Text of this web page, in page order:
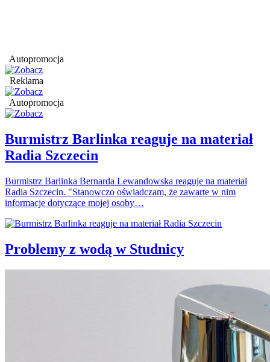
Autopromocja
Reklama
Autopromocja
Burmistrz Barlinka reaguje na materiał
Radia Szczecin
Burmistrz Barlinka Bernarda Lewandowska reaguje na materiał
Radia Szczecin. "Stanowczo oświadczam, że zawarte w nim
informacje dotyczące mojej osoby…
Problemy z wodą w Studnicy